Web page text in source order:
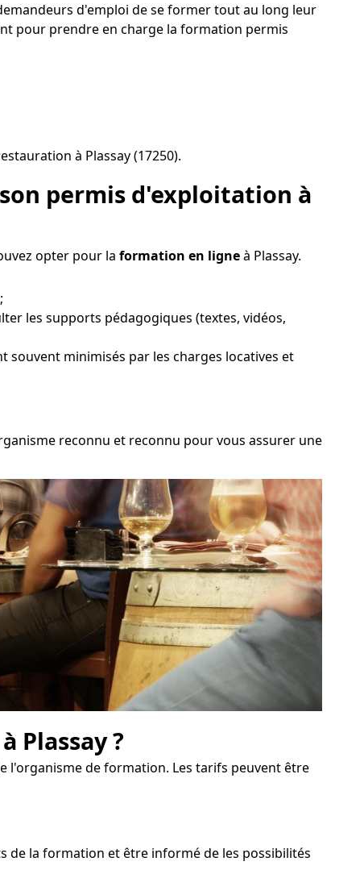
d'emploi de se former tout au long leur
pour prendre en charge la formation permis
à Plassay (17250).
permis d'exploitation à
opter pour la formation en ligneà Plassay.
les supports pédagogiques (textes, vidéos,
minimisés par les charges locatives et
reconnu et reconnu pour vous assurer une
Plassay ?
l'organisme de formation. Les tarifs peuvent être
de la formation et être informé de les possibilités